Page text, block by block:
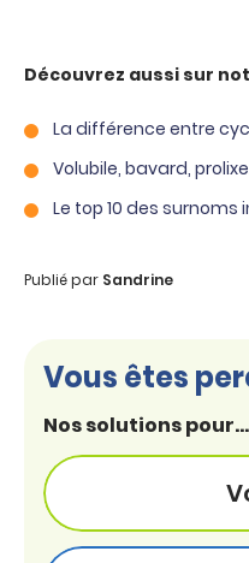
Découvrez aussi sur
La différence entre
Volubile, bavard,
Le top 10 des surnoms
Publié par Sandrine
Vous êtes
Nos solutions pour...